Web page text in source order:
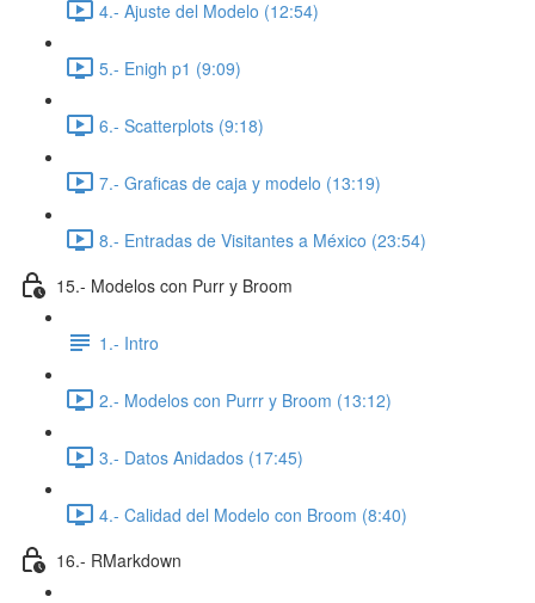
4.- Ajuste del Modelo (12:54)
5.- Enigh p1 (9:09)
6.- Scatterplots (9:18)
7.- Graficas de caja y modelo (13:19)
8.- Entradas de Visitantes a México (23:54)
15.- Modelos con Purr y Broom
1.- Intro
2.- Modelos con Purrr y Broom (13:12)
3.- Datos Anidados (17:45)
4.- Calidad del Modelo con Broom (8:40)
16.- RMarkdown